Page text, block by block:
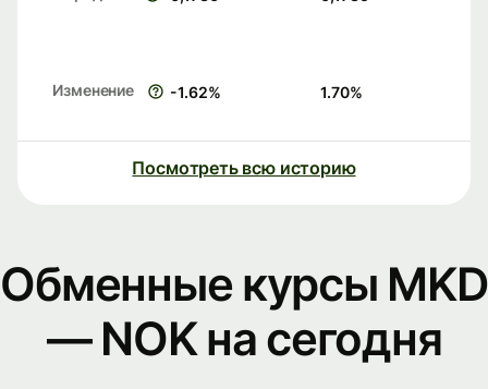
Изменение -1.62% 1.70%
Посмотреть всю историю
Обменные курсы MKD
— NOK на сегодня